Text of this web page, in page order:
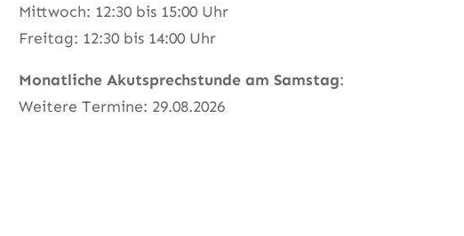
Mittwoch: 12:30 bis 15:00 Uhr
Freitag: 12:30 bis 14:00 Uhr
Monatliche Akutsprechstunde am Samstag:
Weitere Termine: 29.08.2026